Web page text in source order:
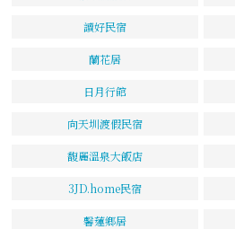
讀好民宿
蘭花居
日月行館
向天圳渡假民宿
馥麗溫泉大飯店
3JD.home民宿
馨蓮鄉居